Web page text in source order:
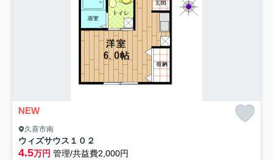
NEW
久喜市南
ウィズサウス １０２
4.5万円 管理/共益費2,000円